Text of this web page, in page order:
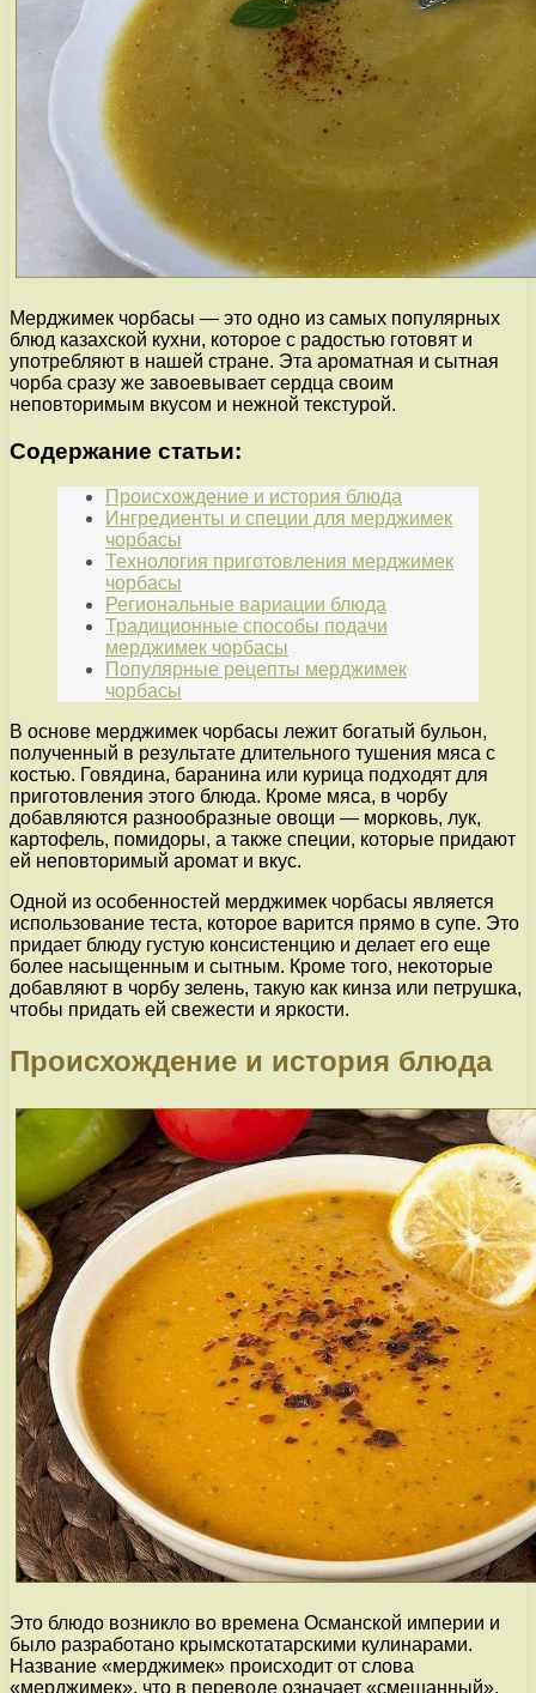
Мерджимек чорбасы — это одно из самых популярных
блюд казахской кухни, которое с радостью готовят и
употребляют в нашей стране. Эта ароматная и сытная
чорба сразу же завоевывает сердца своим
неповторимым вкусом и нежной текстурой.
Содержание статьи:
Происхождение и история блюда
Ингредиенты и специи для мерджимек
чорбасы
Технология приготовления мерджимек
чорбасы
Региональные вариации блюда
Традиционные способы подачи
мерджимек чорбасы
Популярные рецепты мерджимек
чорбасы
В основе мерджимек чорбасы лежит богатый бульон,
полученный в результате длительного тушения мяса с
костью. Говядина, баранина или курица подходят для
приготовления этого блюда. Кроме мяса, в чорбу
добавляются разнообразные овощи — морковь, лук,
картофель, помидоры, а также специи, которые придают
ей неповторимый аромат и вкус.
Одной из особенностей мерджимек чорбасы является
использование теста, которое варится прямо в супе. Это
придает блюду густую консистенцию и делает его еще
более насыщенным и сытным. Кроме того, некоторые
добавляют в чорбу зелень, такую как кинза или петрушка,
чтобы придать ей свежести и яркости.
Происхождение и история блюда
Это блюдо возникло во времена Османской империи и
было разработано крымскотатарскими кулинарами.
Название «мерджимек» происходит от слова
«мерджимек», что в переводе означает «смешанный».